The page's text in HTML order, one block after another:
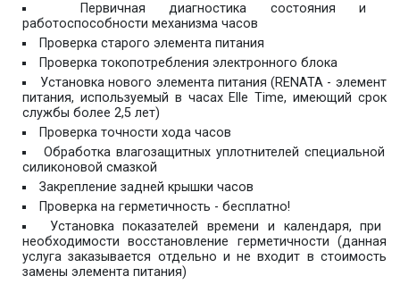
Первичная диагностика состояния и
работоспособности механизма часов
Проверка старого элемента питания
Проверка токопотребления электронного блока
Установка нового элемента питания (RENATA - элемент
питания, используемый в часах Elle Time, имеющий срок
службы более 2,5 лет)
Проверка точности хода часов
Обработка влагозащитных уплотнителей специальной
силиконовой смазкой
Закрепление задней крышки часов
Проверка на герметичность - бесплатно!
Установка показателей времени и календаря, при
необходимости восстановление герметичности (данная
услуга заказывается отдельно и не входит в стоимость
замены элемента питания)